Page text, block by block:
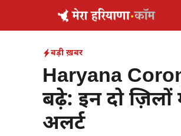
बड़ी ख़बर
Haryana
बढ़े: इन दो
अलर्ट